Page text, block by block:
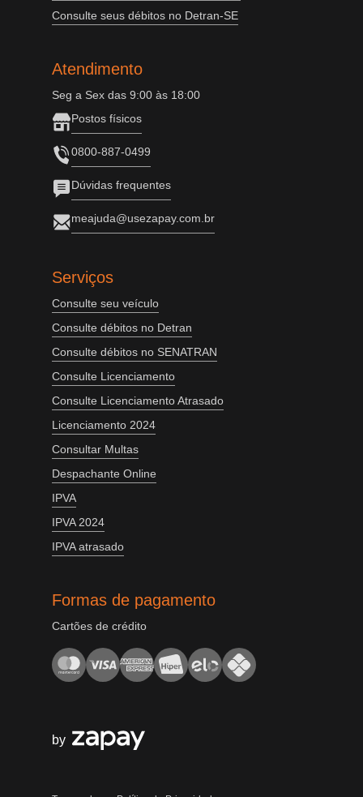
Consulte seus débitos no Detran-SE
Atendimento
Seg a Sex das 9:00 às 18:00
Postos físicos
0800-887-0499
Dúvidas frequentes
meajuda@usezapay.com.br
Serviços
Consulte seu veículo
Consulte débitos no Detran
Consulte débitos no SENATRAN
Consulte Licenciamento
Consulte Licenciamento Atrasado
Licenciamento 2024
Consultar Multas
Despachante Online
IPVA
IPVA 2024
IPVA atrasado
Formas de pagamento
Cartões de crédito
by